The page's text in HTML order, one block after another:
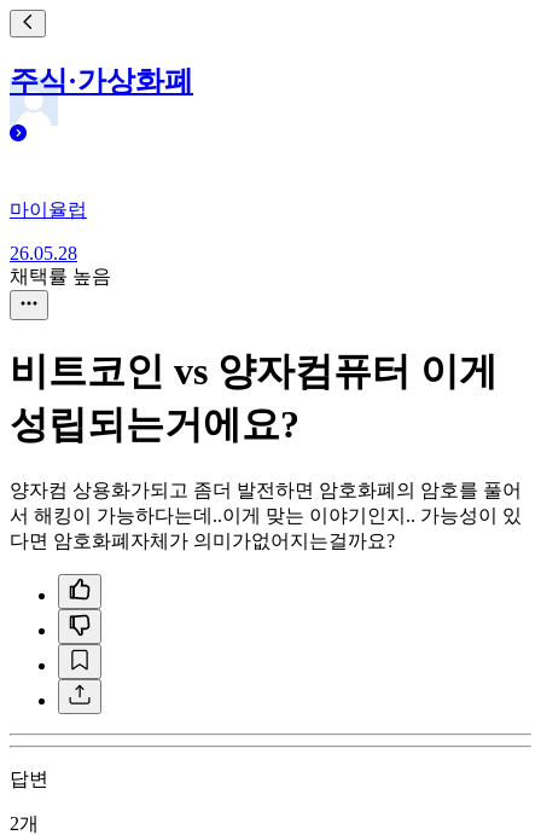
주식·가상화폐
마이율럽
26.05.28
채택률 높음
비트코인 vs 양자컴퓨터 이게
성립되는거에요?
양자컴 상용화가되고 좀더 발전하면 암호화폐의 암호를 풀어
서 해킹이 가능하다는데..이게 맞는 이야기인지.. 가능성이 있
다면 암호화폐자체가 의미가없어지는걸까요?
답변
2개